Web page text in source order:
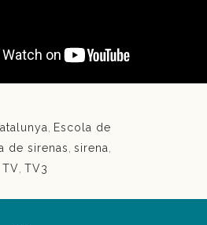
Escola de
de sirenas sirena
TV TV3